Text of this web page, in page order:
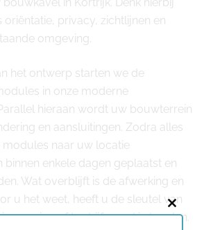
oriëntatie, privacy, zichtlijnen en
omgeving.
het ontwerp starten we de
in onze moderne
hieraan wordt uw bouwterrein
en aansluitingen. Zodra alles
modules naar uw locatie
enkele dagen geplaatst en
Wat overblijft is de afwerking en
u het weet, heeft u de sleutel van
woning of bedrijfspand in handen.
Close